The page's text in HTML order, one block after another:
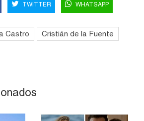
TWITTER WHATSAPP
Castro Cristián de la Fuente